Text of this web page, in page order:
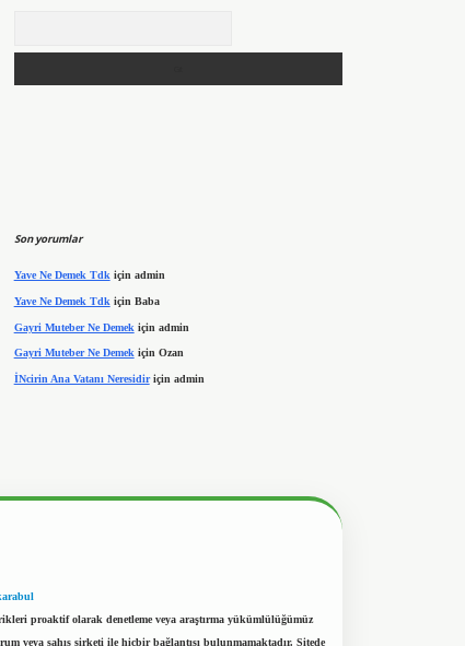
Son yorumlar
Yave Ne Demek Tdkiçin admin
Yave Ne Demek Tdk için Baba
Gayri Muteber Ne Demek için admin
Gayri Muteber Ne Demek için Ozan
İNcirin Ana Vatanı Neresidiriçin admin
proaktif olarak denetleme veya araştırma yükümlülüğümüz
veya şahıs şirketi ile hiçbir bağlantısı bulunmamaktadır. Sitede